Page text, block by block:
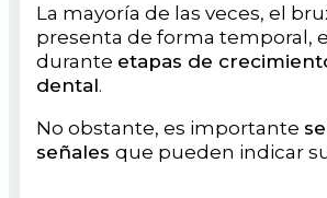
La mayoría de las veces, el
presenta de forma temporal,
durante etapas de
dental.
No obstante, es importante
señales que pueden indicar